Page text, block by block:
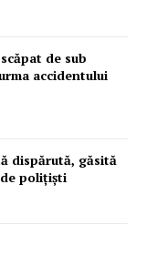
2de 2
de sub
accidentului
dispărută, găsită
polițiști